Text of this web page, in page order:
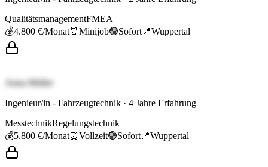
QualitätsmanagementFMEA
💰4.800 €/Monat⏰Minijob🟢Sofort 📍Wuppertal
Anna Müller
Ingenieur/in - Fahrzeugtechnik · 4 Jahre Erfahrung
MesstechnikRegelungstechnik
💰5.800 €/Monat⏰Vollzeit🟢Sofort 📍Wuppertal